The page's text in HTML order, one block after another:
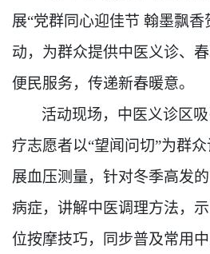
展“党群同心迎佳节 翰墨飘
动，为群众提供中医义诊、
便民服务，传递新春暖意。
活动现场，中医义诊区吸
疗志愿者以“望闻问切”为群
展血压测量，针对冬季高发
病症，讲解中医调理方法，
位按摩技巧，同步普及常用